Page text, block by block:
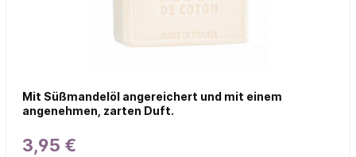
Mit Süßmandelöl angereichert und mit einem
angenehmen, zarten Duft.
3,95 €